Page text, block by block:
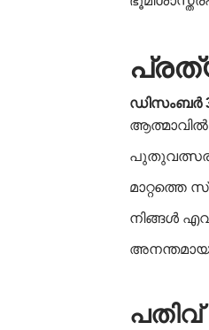
ഡിസംബർ
ആത്മാവിൽ
മാറ്റത്തെ
നിങ്ങൾ
പതിവ്